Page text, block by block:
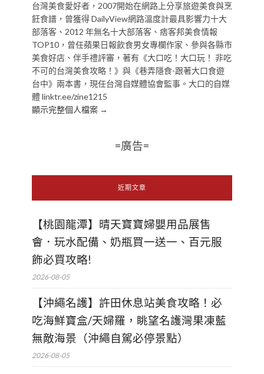
台灣美食愛好者，2007開始在網路上分享旅遊美食與烹
飪食譜，曾獲得 DailyView網路溫度計最具影響力十大
部落客、2012 年無名十大部落客、痞客邦美食情報
TOP10，曾任蘋果日報飲食男女專欄作家、參與各縣市
美食好店、伴手禮評審，著有《大口吃！大口玩！ 非吃
不可的台灣美食攻略！》與《巷弄隱食-跟著大口食遊
台中》兩本書，現任台灣自媒體協會監事。大口的自媒
體 linktr.ee/zine1215
顯示完整個人檔案 →
=廣告=
近期文章
【桃園龍潭】晴天寶寶婦嬰用品展售
會．玩水配備、奶瓶買一送一、百元服
飾必買攻略!
2026-08-05
【沖繩名護】許田休息站美食攻略！必
吃海鮮寶盒/天婦羅，眺望名護灣果凍藍
無敵海景（沖繩自駕必停景點）
2026-08-05